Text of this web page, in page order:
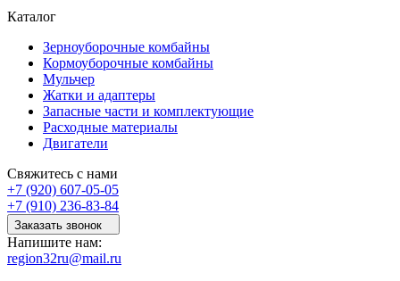
Каталог
Зерноуборочные комбайны
Кормоуборочные комбайны
Мульчер
Жатки и адаптеры
Запасные части и комплектующие
Расходные материалы
Двигатели
Свяжитесь с нами
+7 (920) 607-05-05
+7 (910) 236-83-84
Заказать звонок
Напишите нам:
region32ru@mail.ru